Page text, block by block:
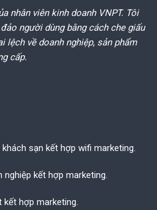
nhân viên kinh doanh VNPT. Tôi
người dùng bằng cách che giấu
lệch về doanh nghiệp, sản phẩm
cấp.
sạn kết hợp wifi marketing.
nghiệp kết hợp marketing.
kết hợp marketing.